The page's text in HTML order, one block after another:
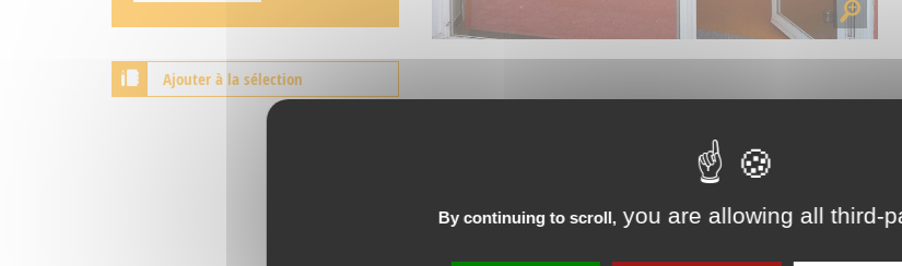
Ajouter à la sélection
By continuing to scroll, you are allowing all third-